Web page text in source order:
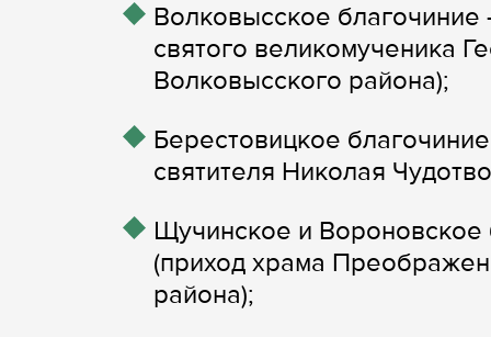
Волковысское
святого великомученика
Волковысского района);
Берестовицкое
святителя Николая
Щучинское и Вороновское
(приход храма
района);